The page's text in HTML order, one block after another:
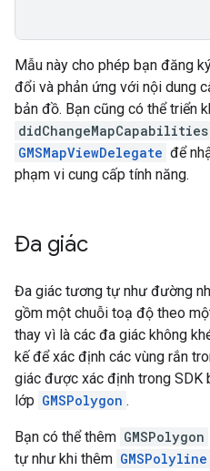
Mẫu này cho phép bạn đăng
đổi và phản ứng với nội dung
bản đồ. Bạn cũng có thể triển
didChangeMapCapabilities
GMSMapViewDelegate để
phạm vi cung cấp tính năng.
Đa giác
Đa giác tương tự như đường
gồm một chuỗi toạ độ theo
thay vì là các đa giác không
kế để xác định các vùng rắn
giác được xác định trong SDK
lớp GMSPolygon .
Bạn có thể thêm GMSPolygon
tự như khi thêm GMSPolyline